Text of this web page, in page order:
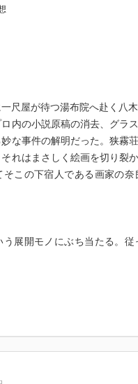
尺屋が待つ湯布院へ赴く八
内の小説原稿の消去、グラ
な事件の解明だった。狭霧
れはまさしく絵画を切り裂
そこの下宿人である画家の
展開モノにぶち当たる。
奇抜なシーンから始まる。摩
作家には多い（特徴）かな
は大風呂敷的な感じにも取
から。しかし、今回もしっ